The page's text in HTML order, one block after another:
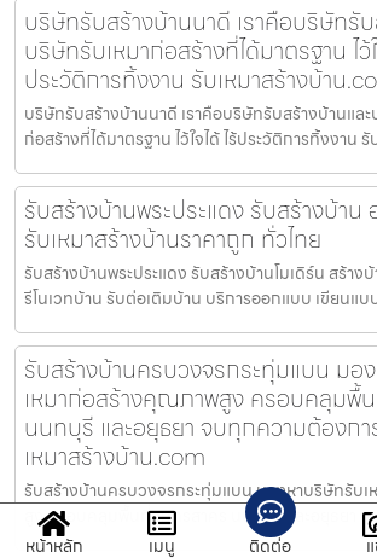
บริษัทรับสร้างบ้านนาดี เราคือบริษัทรั
บริษัทรับเหมาก่อสร้างที่ได้มาตรฐาน ไว้
ประวัติการทิ้งงาน รับเหมาสร้างบ้าน
บริษัทรับสร้างบ้านนาดี เราคือบริษัทรับสร้างบ้านแล
ก่อสร้างที่ได้มาตรฐาน ไว้ใจได้ ไร้ประวัติการทิ้งงาน รั
รับสร้างบ้านพระประแดง รับสร้างบ้า
รับเหมาสร้างบ้านราคาถูก ทั่วไทย
รับสร้างบ้านพระประแดง รับสร้างบ้านโมเดิร์น สร้าง
รีโนเวทบ้าน รับต่อเติมบ้าน บริการออกแบบ เขียนแบ
รับสร้างบ้านครบวงจรกระทุ่มแบน มอ
เหมาก่อสร้างคุณภาพสูง ครอบคลุมพื้
นนทบุรี และอยุธยา จบทุกความต้องกา
เหมาสร้างบ้าน.com
รับสร้างบ้านครบวงจรกระทุ่มแบน มองหาบริษัทรับ
สูง ครอบคลุมพื้นที่สมุทรสาคร นนทบุรี และอยุธยา จ
หน้าหลัก
เมนู ติดต่อ